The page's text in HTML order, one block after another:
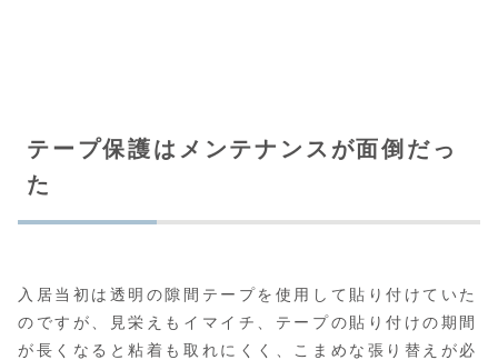
テープ保護はメンテナンスが面倒だっ
た
入居当初は透明の隙間テープを使用して貼り付けていた
のですが、見栄えもイマイチ、テープの貼り付けの期間
が長くなると粘着も取れにくく、こまめな張り替えが必